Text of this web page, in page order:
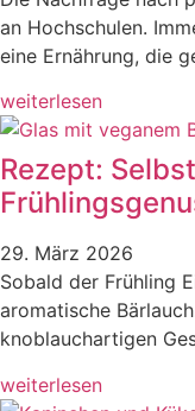
an Hochschulen.
eine Ernährung, die
weiterlesen
Rezept:
29. März 2026
Sobald der Frühling
aromatische
knoblauchartigen
weiterlesen